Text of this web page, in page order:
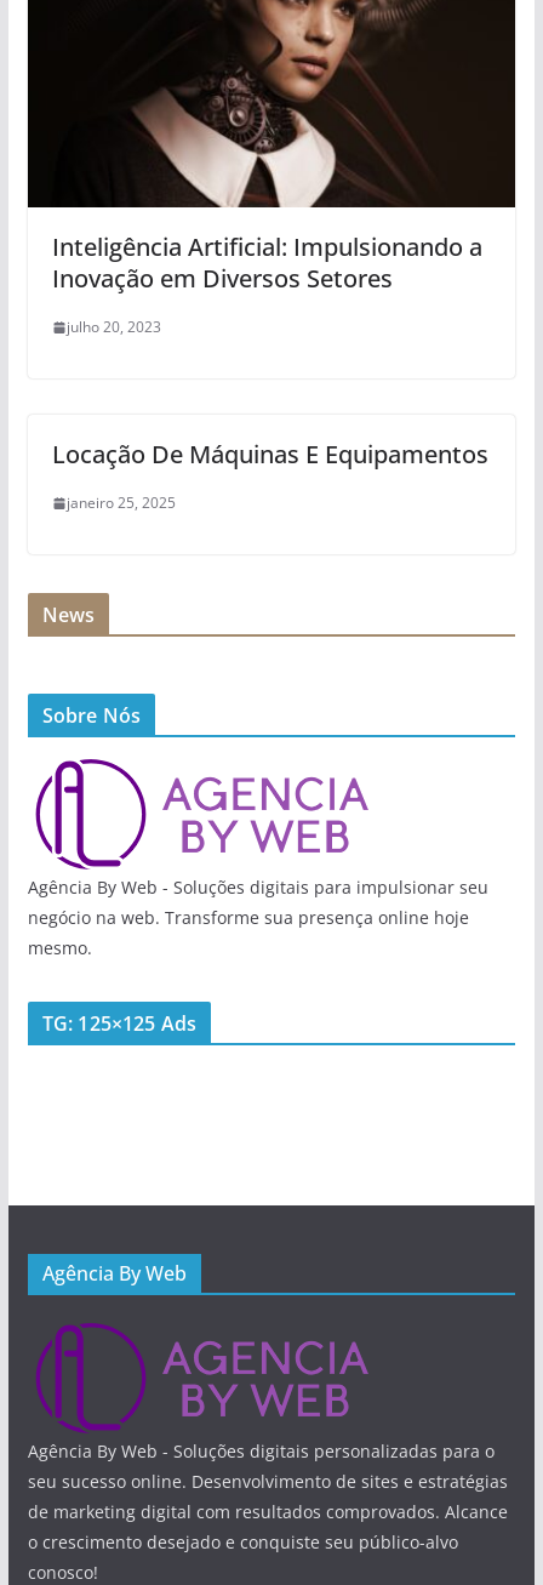
Inteligência Artificial: Impulsionando a
Inovação em Diversos Setores
julho 20, 2023
Locação De Máquinas E Equipamentos
janeiro 25, 2025
News
Sobre Nós
Agência By Web - Soluções digitais para impulsionar seu
negócio na web. Transforme sua presença online hoje
mesmo.
TG: 125×125 Ads
Agência By Web
Agência By Web - Soluções digitais personalizadas para o
seu sucesso online. Desenvolvimento de sites e estratégias
de marketing digital com resultados comprovados. Alcance
o crescimento desejado e conquiste seu público-alvo
conosco!